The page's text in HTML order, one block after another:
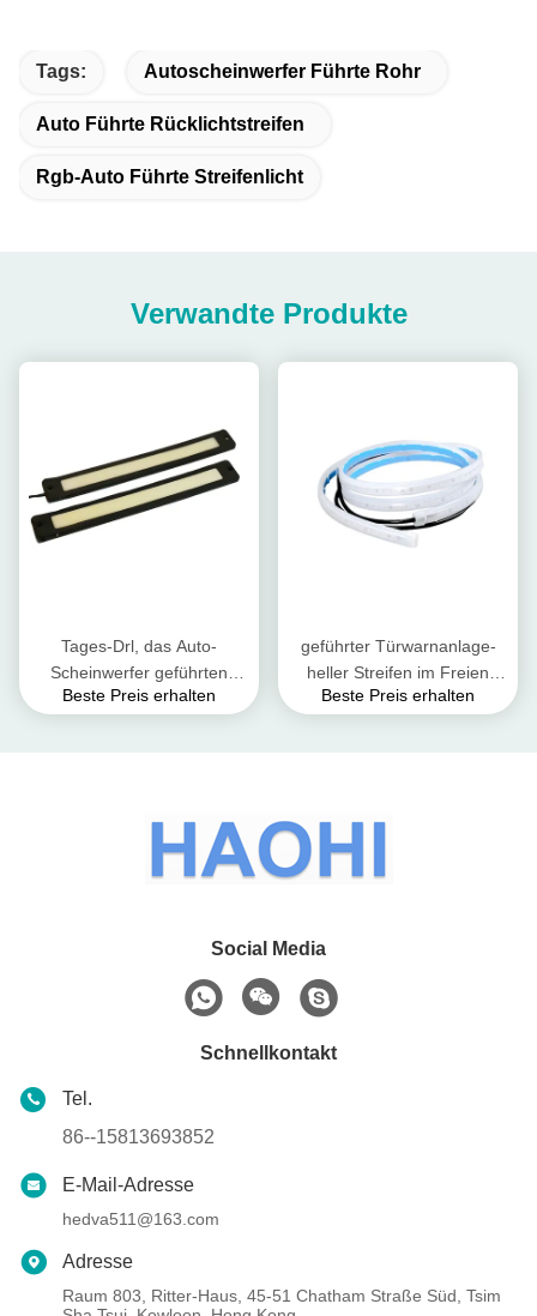
Tags: Autoscheinwerfer Führte Rohr
Auto Führte Rücklichtstreifen
Rgb-Auto Führte Streifenlicht
Verwandte Produkte
Tages-Drl, das Auto-
Scheinwerfer geführten
Röhrenstreifen-Pfeiler 12V
Beste Preis erhalten
geführter Türwarnanlage-
heller Streifen im Freien
weißes wasserdichtes
Beste Preis erhalten
Social Media
Schnellkontakt
Tel.
86--15813693852
E-Mail-Adresse
hedva511@163.com
Adresse
Raum 803, Ritter-Haus, 45-51 Chatham Straße Süd, Tsim